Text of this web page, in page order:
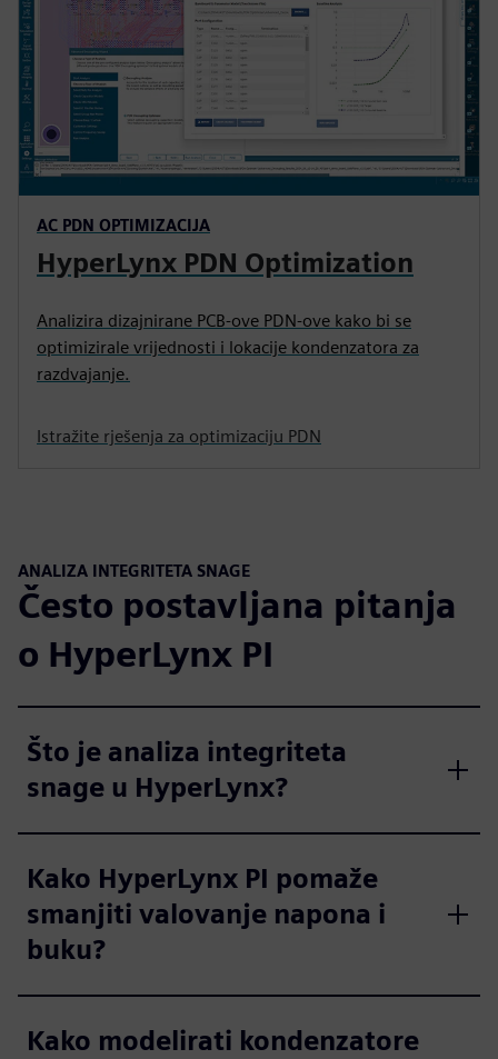
AC PDN OPTIMIZACIJA
HyperLynx PDN Optimization
Analizira dizajnirane PCB-ove PDN-ove kako bi se
optimizirale vrijednosti i lokacije kondenzatora za
razdvajanje.
Istražite rješenja za optimizaciju PDN
ANALIZA INTEGRITETA SNAGE
Često postavljana pitanja
o HyperLynx PI
Što je analiza integriteta
snage u HyperLynx?
Kako HyperLynx PI pomaže
smanjiti valovanje napona i
buku?
Kako modelirati kondenzatore